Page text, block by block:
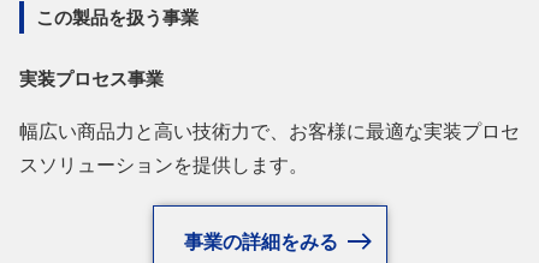
この製品を扱う事業
実装プロセス事業
幅広い商品力と高い技術力で、お客様に最適な実装プロセ
スソリューションを提供します。
事業の詳細をみる